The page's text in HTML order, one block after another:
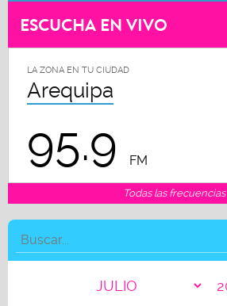
ESCUCHA EN VIVO
LA ZONA EN TU CIUDAD
Arequipa
95.9 FM
Todas las frecuencias